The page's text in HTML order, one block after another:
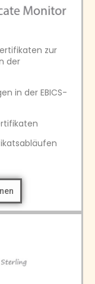
zur
der
in der EBICS-